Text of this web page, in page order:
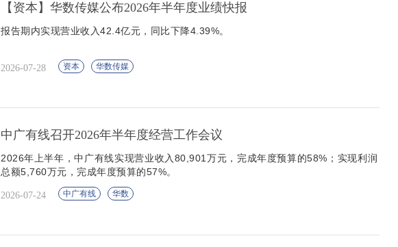
【资本】华数传媒公布2026年半年度业绩快报
报告期内实现营业收入42.4亿元，同比下降4.39%。
2026-07-28 资本 华数传媒
中广有线召开2026年半年度经营工作会议
2026年上半年，中广有线实现营业收入80,901万元，完成年度预算的58%；实现利润
总额5,760万元，完成年度预算的57%。
2026-07-24 中广有线 华数